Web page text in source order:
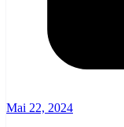
Mai 22, 2024